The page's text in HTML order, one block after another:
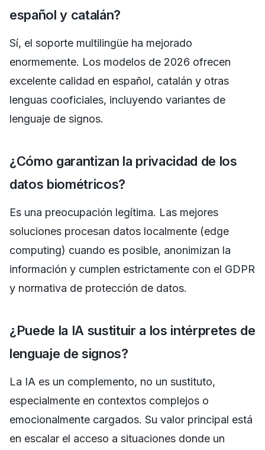
español y catalán?
Sí, el soporte multilingüe ha mejorado
enormemente. Los modelos de 2026 ofrecen
excelente calidad en español, catalán y otras
lenguas cooficiales, incluyendo variantes de
lenguaje de signos.
¿Cómo garantizan la privacidad de los
datos biométricos?
Es una preocupación legítima. Las mejores
soluciones procesan datos localmente (edge
computing) cuando es posible, anonimizan la
información y cumplen estrictamente con el GDPR
y normativa de protección de datos.
¿Puede la IA sustituir a los intérpretes de
lenguaje de signos?
La IA es un complemento, no un sustituto,
especialmente en contextos complejos o
emocionalmente cargados. Su valor principal está
en escalar el acceso a situaciones donde un